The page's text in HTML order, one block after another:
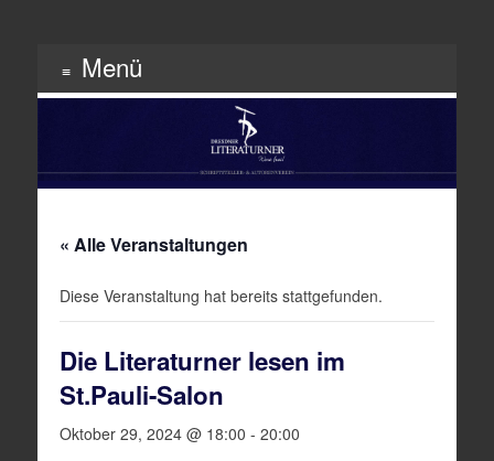
Schriftsteller & Autorenverein
Menü
« Alle Veranstaltungen
Diese Veranstaltung hat bereits stattgefunden.
Die Literaturner lesen im
St.Pauli-Salon
Oktober 29, 2024 @ 18:00 - 20:00